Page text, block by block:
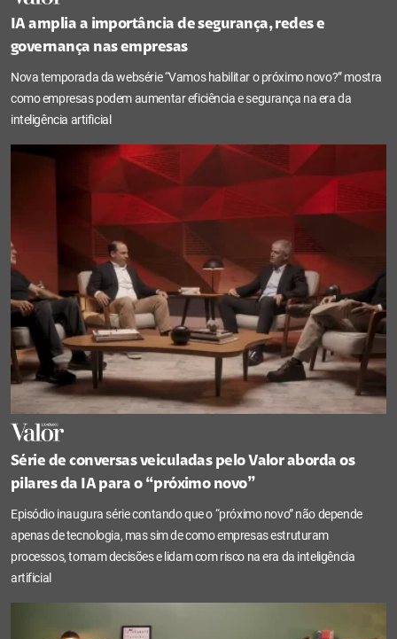
IA amplia a importância de segurança, redes e
governança nas empresas
Nova temporada da websérie “Vamos habilitar o próximo novo?” mostra
como empresas podem aumentar eficiência e segurança na era da
inteligência artificial
Série de conversas veiculadas pelo Valor aborda os
pilares da IA para o “próximo novo”
Episódio inaugura série contando que o “próximo novo” não depende
apenas de tecnologia, mas sim de como empresas estruturam
processos, tomam decisões e lidam com risco na era da inteligência
artificial